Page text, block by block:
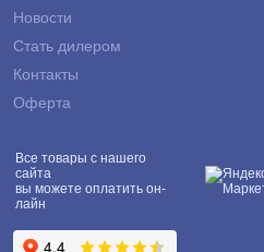
Новости
Стать дилером
Контакты
Оферта
Все товары с нашего
сайта
вы можете оплатить он-
лайн